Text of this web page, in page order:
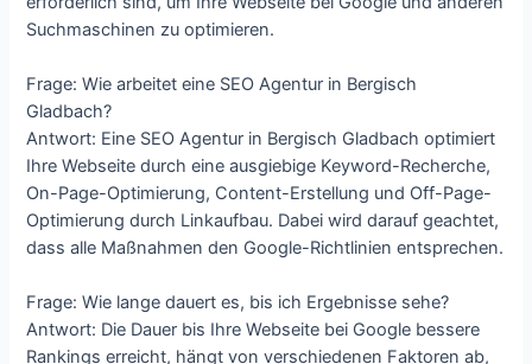
Suchmaschinen zu optimieren.
Frage: Wie arbeitet eine SEO Agentur in Bergisch
Gladbach?
Antwort: Eine SEO Agentur in Bergisch Gladbach optimiert
Ihre Webseite durch eine ausgiebige Keyword-Recherche,
On-Page-Optimierung, Content-Erstellung und Off-Page-
Optimierung durch Linkaufbau. Dabei wird darauf geachtet,
dass alle Maßnahmen den Google-Richtlinien entsprechen.
Frage: Wie lange dauert es, bis ich Ergebnisse sehe?
Antwort: Die Dauer bis Ihre Webseite bei Google bessere
Rankings erreicht, hängt von verschiedenen Faktoren ab,